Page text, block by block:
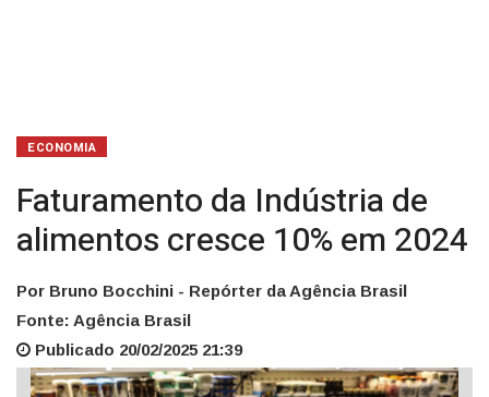
ECONOMIA
Faturamento da Indústria de
alimentos cresce 10% em 2024
Por Bruno Bocchini - Repórter da Agência Brasil
Fonte: Agência Brasil
Publicado 20/02/2025 21:39